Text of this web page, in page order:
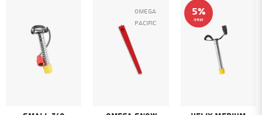
5%
הנחה
Omega
Pacific